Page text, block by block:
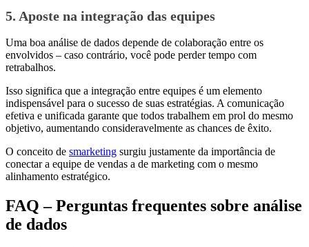
5. Aposte na integração das equipes
Uma boa análise de dados depende de colaboração entre os
envolvidos – caso contrário, você pode perder tempo com
retrabalhos.
Isso significa que a integração entre equipes é um elemento
indispensável para o sucesso de suas estratégias. A comunicação
efetiva e unificada garante que todos trabalhem em prol do mesmo
objetivo, aumentando consideravelmente as chances de êxito.
O conceito de smarketing surgiu justamente da importância de
conectar a equipe de vendas a de marketing com o mesmo
alinhamento estratégico.
FAQ – Perguntas frequentes sobre análise
de dados